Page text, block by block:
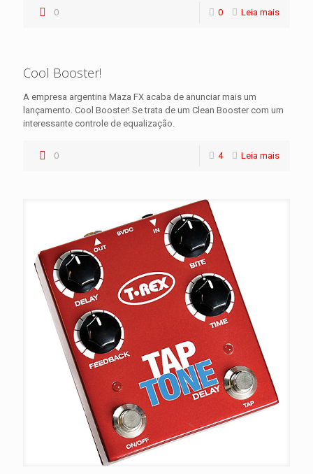
0 0 Leia mais
Cool Booster!
A empresa argentina Maza FX acaba de anunciar mais um
lançamento. Cool Booster! Se trata de um Clean Booster com um
interessante controle de equalização.
0 4 Leia mais